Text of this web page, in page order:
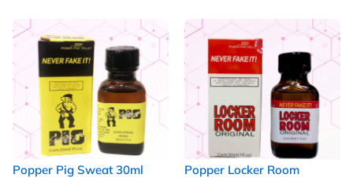
Popper Pig Sweat 30ml
Popper Locker Room